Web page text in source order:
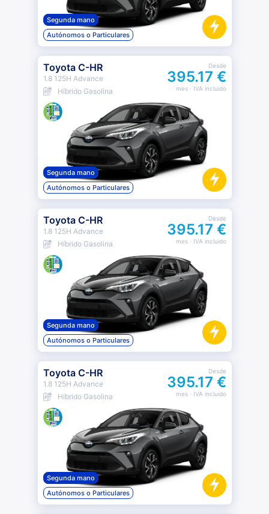
Segunda mano
Autónomos o Particulares
Toyota C-HR
1.8 125H Advance
Híbrido Gasolina
Desde
395.17 €
mes· IVA incluido
Segunda mano
Autónomos o Particulares
Toyota C-HR
1.8 125H Advance
Híbrido Gasolina
Desde
395.17 €
mes· IVA incluido
Segunda mano
Autónomos o Particulares
Toyota C-HR
1.8 125H Advance
Híbrido Gasolina
Desde
395.17 €
mes· IVA incluido
Segunda mano
Autónomos o Particulares